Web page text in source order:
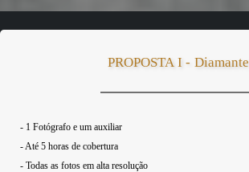
PROPOSTA I - Diamante
- 1 Fotógrafo e um auxiliar
- Até 5 horas de cobertura
- Todas as fotos em alta resolução